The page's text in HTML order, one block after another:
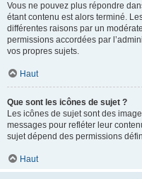
Vous ne pouvez plus répondre
étant contenu est alors terminé.
différentes raisons par un
permissions accordées par
vos propres sujets.
Haut
Que sont les icônes de sujet ?
Les icônes de sujet sont des
messages pour refléter leur
sujet dépend des permissions
Haut